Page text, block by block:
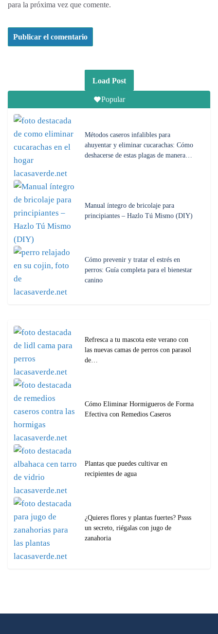
para la próxima vez que comente.
Load Post
Popular
Métodos caseros infalibles para
ahuyentar y eliminar cucarachas: Cómo
deshacerse de estas plagas de manera…
Manual íntegro de bricolaje para
principiantes – Hazlo Tú Mismo (DIY)
Cómo prevenir y tratar el estrés en
perros: Guía completa para el bienestar
canino
Refresca a tu mascota este verano con
las nuevas camas de perros con parasol
de…
Cómo Eliminar Hormigueros de Forma
Efectiva con Remedios Caseros
Plantas que puedes cultivar en
recipientes de agua
¿Quieres flores y plantas fuertes? Pssss
un secreto, riégalas con jugo de
zanahoria